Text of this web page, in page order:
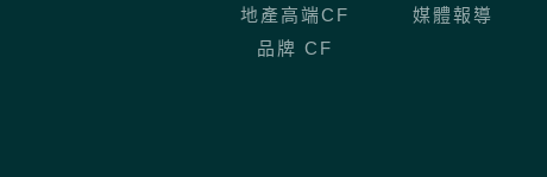
地產高端CF
品牌 CF
媒體報導